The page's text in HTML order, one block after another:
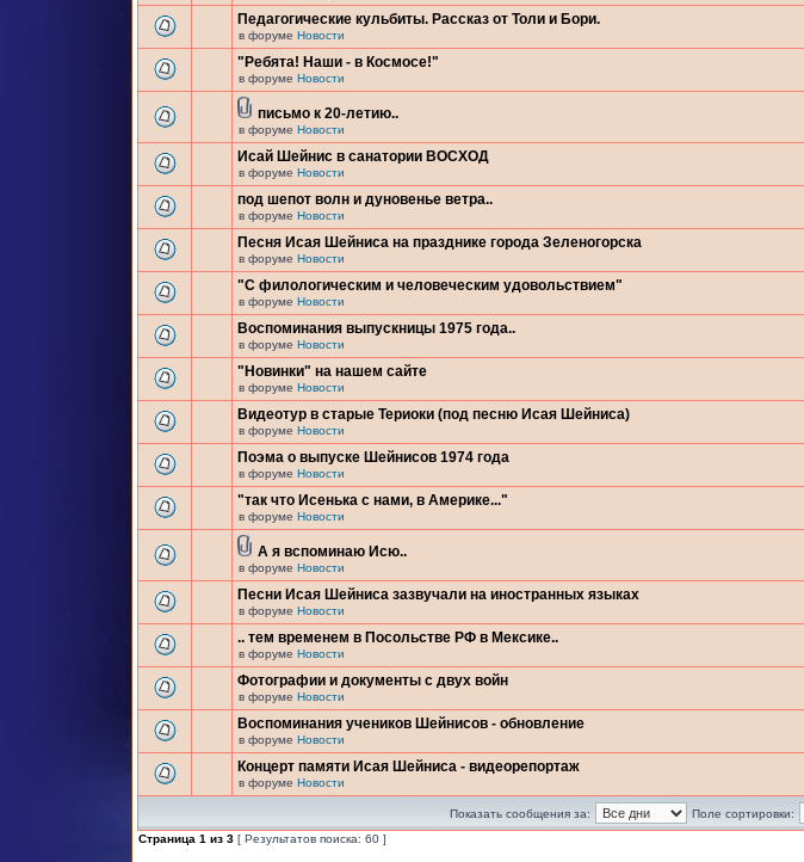
Педагогические кульбиты. Рассказ от Толи и Бори.
в форуме Новости
"Ребята! Наши - в Космосе!"
в форуме Новости
письмо к 20-летию..
в форуме Новости
Исай Шейнис в санатории ВОСХОД
в форуме Новости
под шепот волн и дуновенье ветра..
в форуме Новости
Песня Исая Шейниса на празднике города Зеленогорска
в форуме Новости
"С филологическим и человеческим удовольствием"
в форуме Новости
Воспоминания выпускницы 1975 года..
в форуме Новости
"Новинки" на нашем сайте
в форуме Новости
Видеотур в старые Териоки (под песню Исая Шейниса)
в форуме Новости
Поэма о выпуске Шейнисов 1974 года
в форуме Новости
"так что Исенька с нами, в Америке..."
в форуме Новости
А я вспоминаю Исю..
в форуме Новости
Песни Исая Шейниса зазвучали на иностранных языках
в форуме Новости
.. тем временем в Посольстве РФ в Мексике..
в форуме Новости
Фотографии и документы с двух войн
в форуме Новости
Воспоминания учеников Шейнисов - обновление
в форуме Новости
Концерт памяти Исая Шейниса - видеорепортаж
в форуме Новости
Показать сообщения за:
Поле сортировки:
Страница 1 из 3 [ Результатов поиска: 60 ]